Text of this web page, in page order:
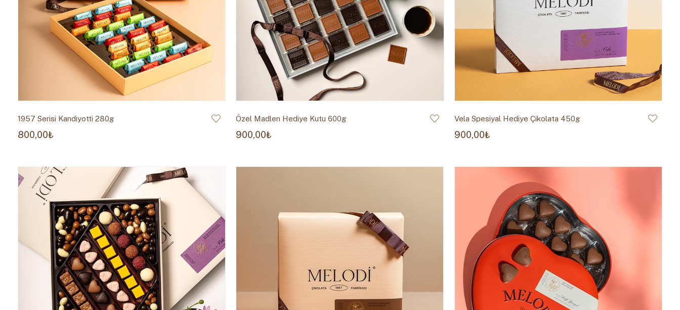
1957 Serisi Kandiyotti 280g
800,00₺
Özel Madlen Hediye Kutu 600g
900,00₺
Vela Spesiyal Hediye Çikolata 450g
900,00₺